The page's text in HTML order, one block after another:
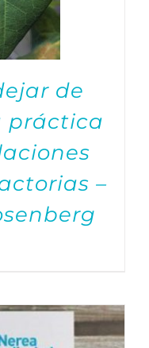
de
práctica
–